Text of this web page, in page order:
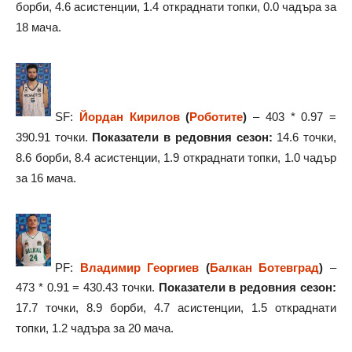
борби, 4.6 асистенции, 1.4 откраднати топки, 0.0 чадъра за
18 мача.
SF: Йордан Кирилов(Роботите) – 403 * 0.97 =
390.91 точки. Показатели в редовния сезон: 14.6 точки,
8.6 борби, 8.4 асистенции, 1.9 откраднати топки, 1.0 чадър
за 16 мача.
PF: Владимир Георгиев (Балкан Ботевград) –
473 * 0.91 = 430.43 точки. Показатели в редовния сезон:
17.7 точки, 8.9 борби, 4.7 асистенции, 1.5 откраднати
топки, 1.2 чадъра за 20 мача.